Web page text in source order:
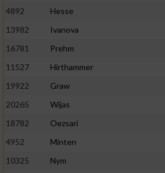
4892
Hesse
13982
Ivanova
16781
Prehm
11527
Hirthammer
19922
Graw
20265
Wijas
18782
Oezsari
4952
Minten
10325
Nym